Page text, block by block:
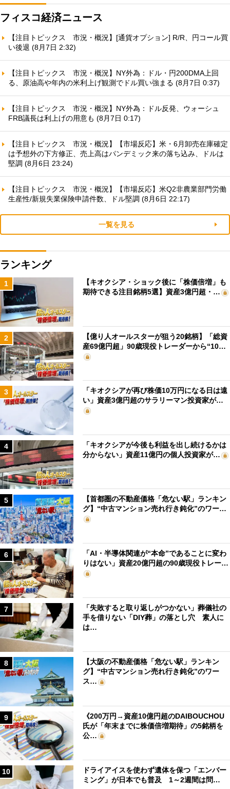
フィスコ経済ニュース
【注目トピックス 市況・概況】[通貨オプション] R/R、円コール買
い後退 (8月7日 2:32)
【注目トピックス 市況・概況】NY外為：ドル・円200DMA上回
る、原油高や年内の米利上げ観測でドル買い強まる (8月7日 0:37)
【注目トピックス 市況・概況】NY外為：ドル反発、ウォーシュ
FRB議長は利上げの用意も (8月7日 0:17)
【注目トピックス 市況・概況】【市場反応】米・6月卸売在庫確定
は予想外の下方修正、売上高はパンデミック来の落ち込み、ドルは
堅調 (8月6日 23:24)
【注目トピックス 市況・概況】【市場反応】米Q2非農業部門労働
生産性/新規失業保険申請件数、ドル堅調 (8月6日 22:17)
一覧を見る
ランキング
1
【キオクシア・ショック後に「株価倍増」も
期待できる注目銘柄5選】資産3億円超・…
2
【億り人オールスターが狙う20銘柄】「総資
産69億円超」90歳現役トレーダーから“10…
3
「キオクシアが再び株価10万円になる日は遠
い」資産3億円超のサラリーマン投資家が…
4
「キオクシアが今後も利益を出し続けるかは
分からない」資産11億円の個人投資家が…
5
【首都圏の不動産価格「危ない駅」ランキン
グ】“中古マンション売れ行き鈍化”のワー…
6
「AI・半導体関連が“本命”であることに変わ
りはない」資産20億円超の90歳現役トレー…
7
「失敗すると取り返しがつかない」葬儀社の
手を借りない「DIY葬」の落とし穴 素人に
は…
8
【大阪の不動産価格「危ない駅」ランキン
グ】“中古マンション売れ行き鈍化”のワー
ス…
9
《200万円→資産10億円超のDAIBOUCHOU
氏が「年末までに株価倍増期待」の5銘柄を
公…
10
ドライアイスを使わず遺体を保つ「エンバー
ミング」が日本でも普及 1～2週間は問…